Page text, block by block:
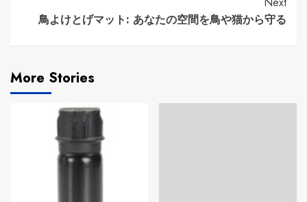
鳥よけとげマット: あなたの空間を鳥や猫から守る
More Stories